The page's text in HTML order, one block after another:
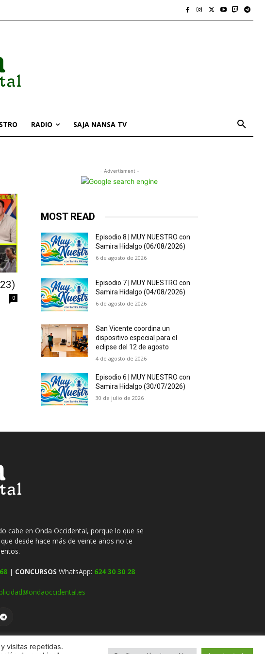
RADIO SAJA NANSA TV
0
- Advertisment -
MOST READ
Episodio 8 | MUY NUESTRO con
Samira Hidalgo (06/08/2026)
6 de agosto de 2026
Episodio 7 | MUY NUESTRO con
Samira Hidalgo (04/08/2026)
6 de agosto de 2026
San Vicente coordina un
dispositivo especial para el
eclipse del 12 de agosto
4 de agosto de 2026
Episodio 6 | MUY NUESTRO con
Samira Hidalgo (30/07/2026)
30 de julio de 2026
cabe en Onda Occidental, porque lo que se
desde hace más de veinte años no te
| CONCURSOS WhatsApp: 624 30 30 28
visitas repetidas.